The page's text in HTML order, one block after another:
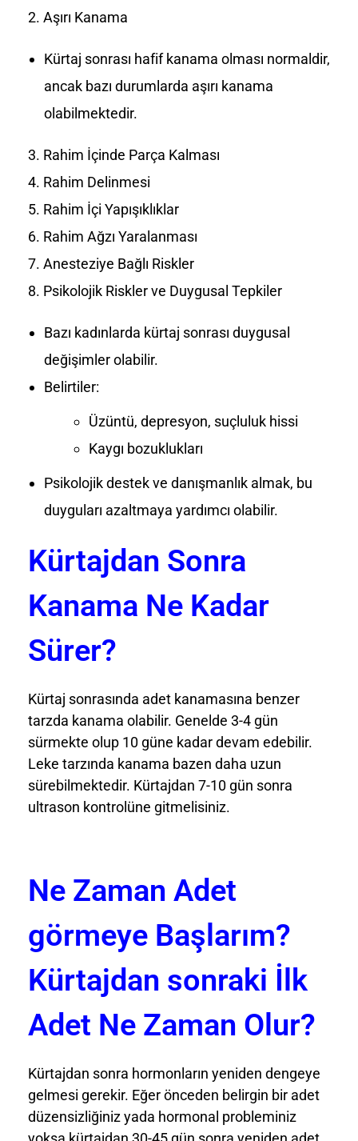
Aşırı Kanama
Kürtaj sonrası hafif kanama olması normaldir,
ancak bazı durumlarda aşırı kanama
olabilmektedir.
Rahim İçinde Parça Kalması
Rahim Delinmesi
Rahim İçi Yapışıklıklar
Rahim Ağzı Yaralanması
Anesteziye Bağlı Riskler
Psikolojik Riskler ve Duygusal Tepkiler
Bazı kadınlarda kürtaj sonrası duygusal
değişimler olabilir.
Belirtiler:
Üzüntü, depresyon, suçluluk hissi
Kaygı bozuklukları
Psikolojik destek ve danışmanlık almak, bu
duyguları azaltmaya yardımcı olabilir.
Kürtajdan Sonra
Kanama Ne Kadar
Sürer?
Kürtaj sonrasında adet kanamasına benzer
tarzda kanama olabilir. Genelde 3-4 gün
sürmekte olup 10 güne kadar devam edebilir.
Leke tarzında kanama bazen daha uzun
sürebilmektedir. Kürtajdan 7-10 gün sonra
ultrason kontrolüne gitmelisiniz.
Ne Zaman Adet
görmeye Başlarım?
Kürtajdan sonraki İlk
Adet Ne Zaman Olur?
Kürtajdan sonra hormonların yeniden dengeye
gelmesi gerekir. Eğer önceden belirgin bir adet
düzensizliğiniz yada hormonal probleminiz